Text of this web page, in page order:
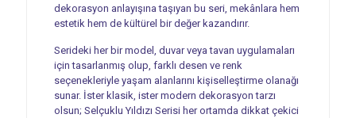
dekorasyon anlayışına taşıyan bu seri, mekânlara hem
estetik hem de kültürel bir değer kazandırır.
Serideki her bir model, duvar veya tavan uygulamaları
için tasarlanmış olup, farklı desen ve renk
seçenekleriyle yaşam alanlarını kişiselleştirme olanağı
sunar. İster klasik, ister modern dekorasyon tarzı
olsun; Selçuklu Yıldızı Serisi her ortamda dikkat çekici